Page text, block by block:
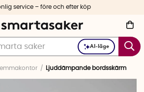
AI-läge
service – före och efter köp
Ljuddämpande bordsskärm